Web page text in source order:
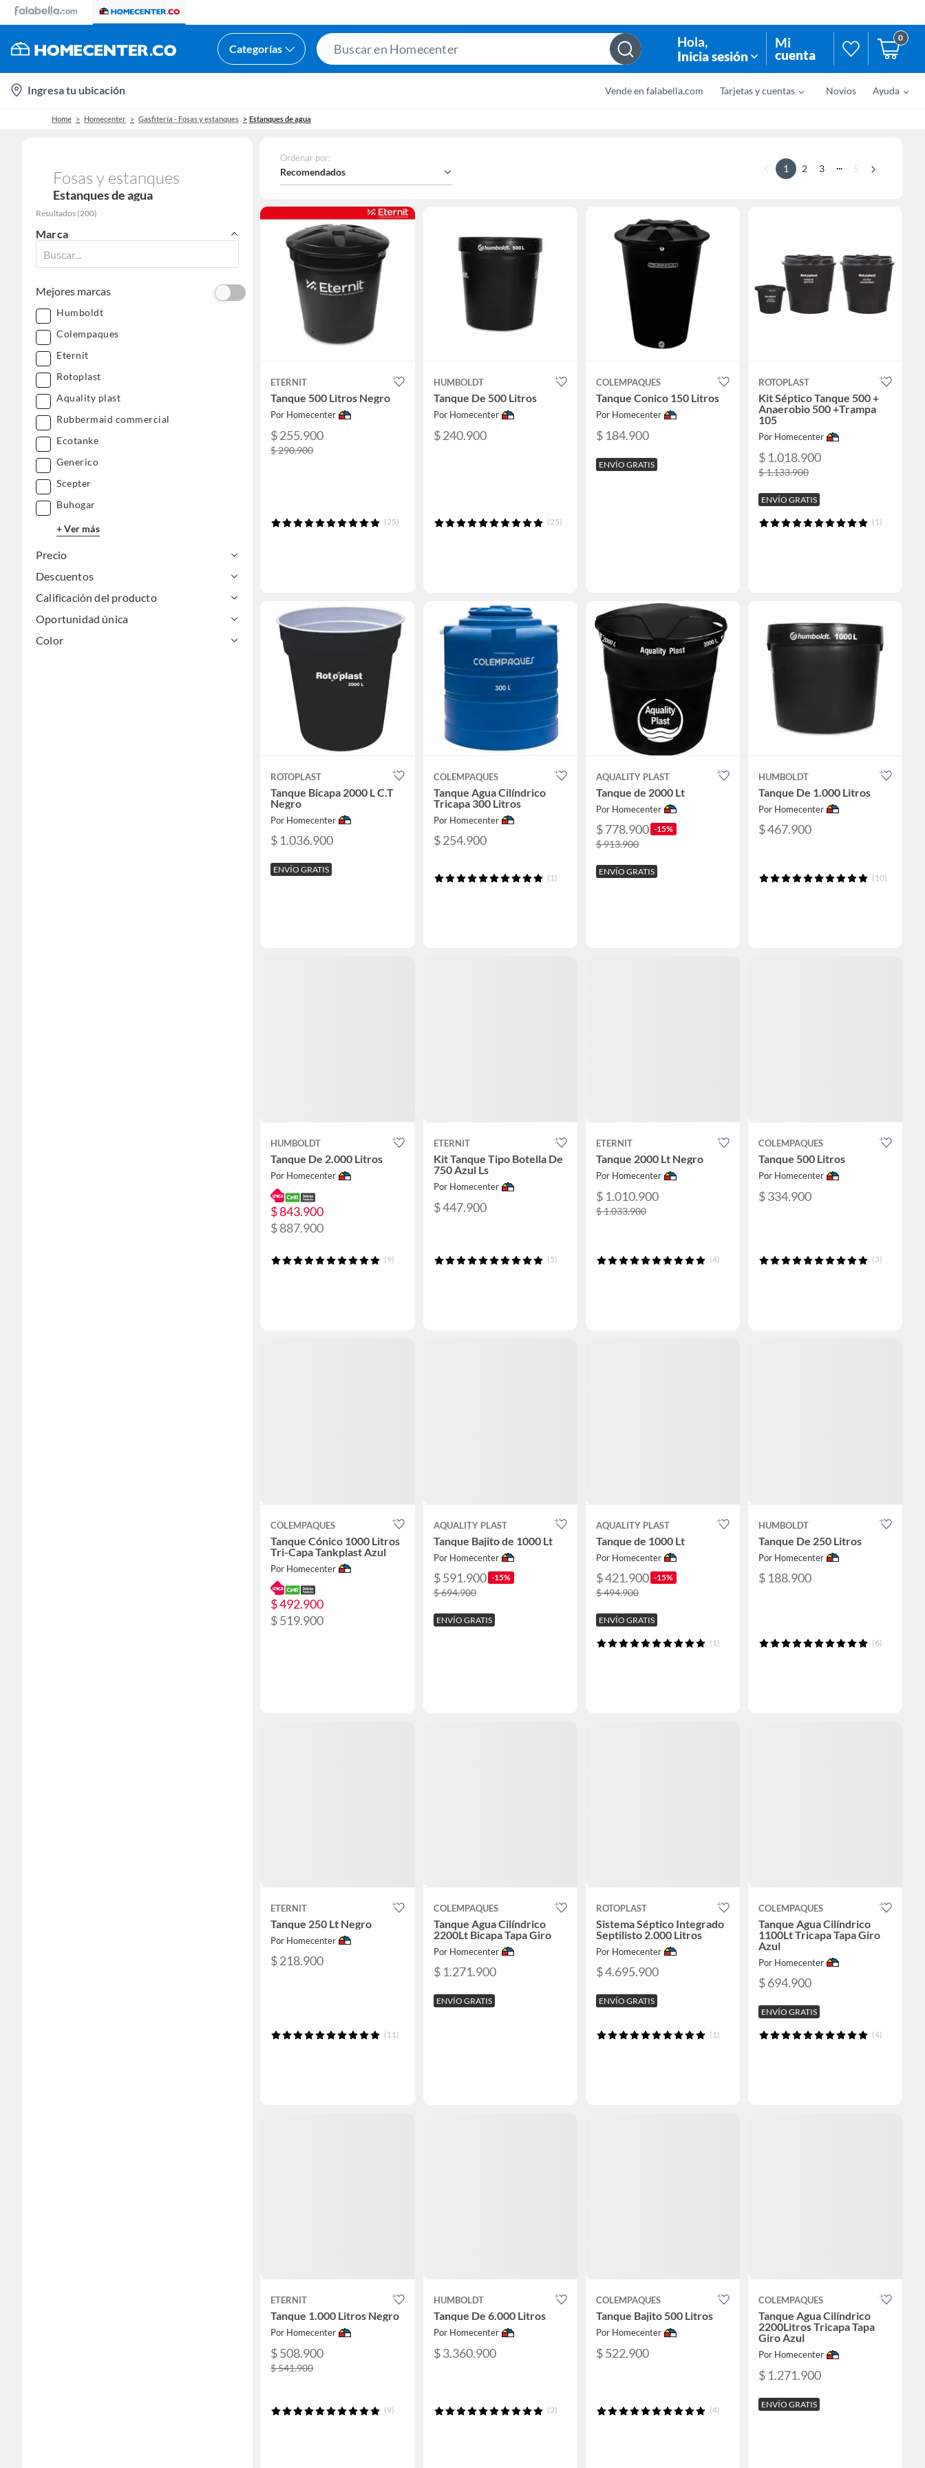
Categorías
Bar
Hola,
Inicia sesión
Mi
cuenta
0
location-
icon
Ingresa tu ubicación Vende en falabella.com Tarjetas y cuentas Novios Ayuda
Home Homecenter Gasfitería - Fosas y estanques Estanques de agua
Fosas y estanques
Estanques de agua
Resultados (200)
Marca
Mejores marcas
Humboldt
Colempaques
Eternit
Rotoplast
Aquality plast
Rubbermaid commercial
Ecotanke
Generico
Scepter
Buhogar
+ Ver más
Precio
Descuentos
Calificación del producto
Oportunidad única
Color
Ordenar por:
Recomendados 1 2 3 ... 5
ETERNIT
Tanque 500 Litros Negro
Por Homecenter
$ 255.900
$ 290.900
(25)
HUMBOLDT
Tanque De 500 Litros
Por Homecenter
$ 240.900
(25)
COLEMPAQUES
Tanque Conico 150 Litros
Por Homecenter
$ 184.900
ENVÍO GRATIS
ROTOPLAST
Kit Séptico Tanque 500 +
Anaerobio 500 +Trampa
105
Por Homecenter
$ 1.018.900
$ 1.133.900
ENVÍO GRATIS
(1)
ROTOPLAST
Tanque Bicapa 2000 L C.T
Negro
Por Homecenter
$ 1.036.900
ENVÍO GRATIS
COLEMPAQUES
Tanque Agua Cilíndrico
Tricapa 300 Litros
Por Homecenter
$ 254.900
(1)
AQUALITY PLAST
Tanque de 2000 Lt
Por Homecenter
$ 778.900 -15%
$ 913.900
ENVÍO GRATIS
HUMBOLDT
Tanque De 1.000 Litros
Por Homecenter
$ 467.900
(10)
HUMBOLDT
Tanque De 2.000 Litros
Por Homecenter
$ 843.900
$ 887.900
(9)
ETERNIT
Kit Tanque Tipo Botella De
750 Azul Ls
Por Homecenter
$ 447.900
(5)
ETERNIT
Tanque 2000 Lt Negro
Por Homecenter
$ 1.010.900
$ 1.033.900
(4)
COLEMPAQUES
Tanque 500 Litros
Por Homecenter
$ 334.900
(3)
COLEMPAQUES
Tanque Cónico 1000 Litros
Tri-Capa Tankplast Azul
Por Homecenter
$ 492.900
$ 519.900
AQUALITY PLAST
Tanque Bajito de 1000 Lt
Por Homecenter
$ 591.900 -15%
$ 694.900
ENVÍO GRATIS
AQUALITY PLAST
Tanque de 1000 Lt
Por Homecenter
$ 421.900 -15%
$ 494.900
ENVÍO GRATIS
(1)
HUMBOLDT
Tanque De 250 Litros
Por Homecenter
$ 188.900
(6)
ETERNIT
Tanque 250 Lt Negro
Por Homecenter
$ 218.900
(11)
COLEMPAQUES
Tanque Agua Cilíndrico
2200Lt Bicapa Tapa Giro
Por Homecenter
$ 1.271.900
ENVÍO GRATIS
ROTOPLAST
Sistema Séptico Integrado
Septilisto 2.000 Litros
Por Homecenter
$ 4.695.900
ENVÍO GRATIS
(1)
COLEMPAQUES
Tanque Agua Cilíndrico
1100Lt Tricapa Tapa Giro
Azul
Por Homecenter
$ 694.900
ENVÍO GRATIS
(4)
ETERNIT
Tanque 1.000 Litros Negro
Por Homecenter
$ 508.900
$ 541.900
(9)
HUMBOLDT
Tanque De 6.000 Litros
Por Homecenter
$ 3.360.900
(2)
COLEMPAQUES
Tanque Bajito 500 Litros
Por Homecenter
$ 522.900
(4)
COLEMPAQUES
Tanque Agua Cilíndrico
2200Litros Tricapa Tapa
Giro Azul
Por Homecenter
$ 1.271.900
ENVÍO GRATIS